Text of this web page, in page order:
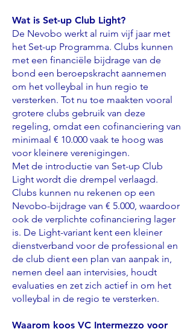
Wat is Set-up Club Light?
De Nevobo werkt al ruim vijf jaar met
het Set-up Programma. Clubs kunnen
met een financiële bijdrage van de
bond een beroepskracht aannemen
om het volleybal in hun regio te
versterken. Tot nu toe maakten vooral
grotere clubs gebruik van deze
regeling, omdat een cofinanciering van
minimaal € 10.000 vaak te hoog was
voor kleinere verenigingen.
Met de introductie van Set-up Club
Light wordt die drempel verlaagd.
Clubs kunnen nu rekenen op een
Nevobo-bijdrage van € 5.000, waardoor
ook de verplichte cofinanciering lager
is. De Light-variant kent een kleiner
dienstverband voor de professional en
de club dient een plan van aanpak in,
nemen deel aan intervisies, houdt
evaluaties en zet zich actief in om het
volleybal in de regio te versterken.
Waarom koos VC Intermezzo voor